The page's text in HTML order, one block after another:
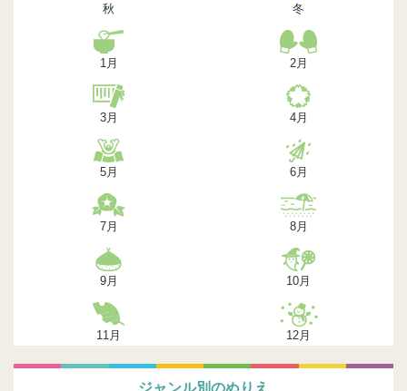
秋 冬
1月 2月
3月 4月
5月 6月
7月 8月
9月 10月
11月 12月
ジャンル別のぬりえ